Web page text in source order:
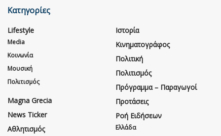
Κατηγορίες
Lifestyle
Media
Κοινωνία
Μουσική
Πολιτισμός
Magna Grecia
News Ticker
Αθλητισμός
Ιστορία
Κινηματογράφος
Πολιτική
Πολιτισμός
Πρόγραμμα – Παραγωγοί
Προτάσεις
Ροή Ειδήσεων
Ελλάδα